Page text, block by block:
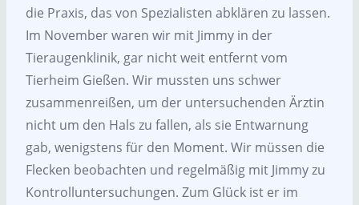
die Praxis, das von Spezialisten abklären zu lassen.
Im November waren wir mit Jimmy in der
Tieraugenklinik, gar nicht weit entfernt vom
Tierheim Gießen. Wir mussten uns schwer
zusammenreißen, um der untersuchenden Ärztin
nicht um den Hals zu fallen, als sie Entwarnung
gab, wenigstens für den Moment. Wir müssen die
Flecken beobachten und regelmäßig mit Jimmy zu
Kontrolluntersuchungen. Zum Glück ist er im